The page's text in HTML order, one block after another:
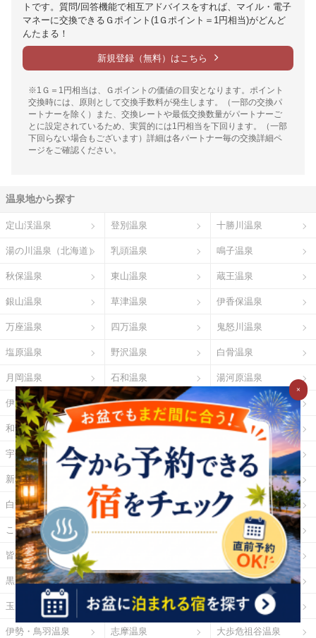
トです。質問/回答機能で相互アドバイスをすれば、マイル・電子
マネーに交換できるＧポイント(1Ｇポイント＝1円相当)がどんど
んたまる！
新規登録（無料）はこちら
※1Ｇ＝1円相当は、Ｇポイントの価値の目安となります。ポイント
交換時には、原則として交換手数料が発生します。（一部の交換パ
ートナーを除く）また、交換レートや最低交換数量がパートナーご
とに設定されているため、実質的には1円相当を下回ります。（一部
下回らない場合もございます）詳細は各パートナー毎の交換詳細ペ
ージをご確認ください。
温泉地から探す
定山渓温泉 登別温泉 十勝川温泉
湯の川温泉（北海道） 乳頭温泉 鳴子温泉
秋保温泉 東山温泉 蔵王温泉
銀山温泉 草津温泉 伊香保温泉
万座温泉 四万温泉 鬼怒川温泉
塩原温泉 野沢温泉 白骨温泉
月岡温泉 石和温泉 湯河原温泉
伊東温泉 修善寺温泉 下田温泉（静岡県）
和倉温泉 山中温泉 あわら温泉
宇奈月温泉 下呂温泉 平湯温泉
新穂高温泉 城崎温泉 有馬温泉
白浜温泉 勝浦温泉 道後温泉
こんぴら温泉 三朝温泉 玉造温泉
皆生温泉 別府温泉
黒川温泉 霧島温泉 酸ヶ湯温泉
玉川温泉 日光湯元温泉 箱根温泉
伊勢・鳥羽温泉 志摩温泉 大歩危祖谷温泉
×